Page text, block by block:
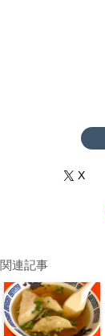
X
関連記事